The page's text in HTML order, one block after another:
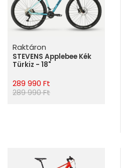
Raktáron
STEVENS Applebee Kék
Türkiz - 18"
289 990 Ft
289 990 Ft